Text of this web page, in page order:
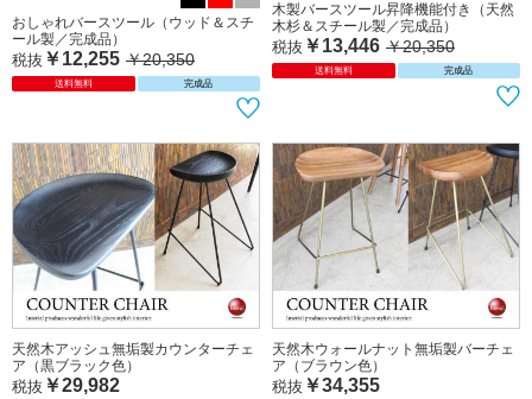
おしゃれバースツール（ウッド＆スチ
ール製／完成品）
税抜 ￥12,255 ￥20,350
送料無料 完成品
木製バースツール昇降機能付き（天然
木杉＆スチール製／完成品）
税抜 ￥13,446 ￥20,350
送料無料 完成品
天然木アッシュ無垢製カウンターチェ
ア（黒ブラック色）
税抜 ￥29,982
天然木ウォールナット無垢製バーチェ
ア（ブラウン色）
税抜 ￥34,355